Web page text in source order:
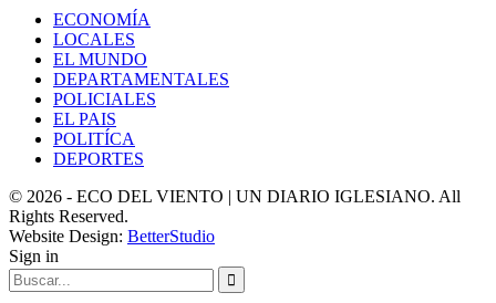
ECONOMÍA
LOCALES
EL MUNDO
DEPARTAMENTALES
POLICIALES
EL PAIS
POLITÍCA
DEPORTES
© 2026 - ECO DEL VIENTO | UN DIARIO IGLESIANO. All
Rights Reserved.
Website Design: BetterStudio
Sign in